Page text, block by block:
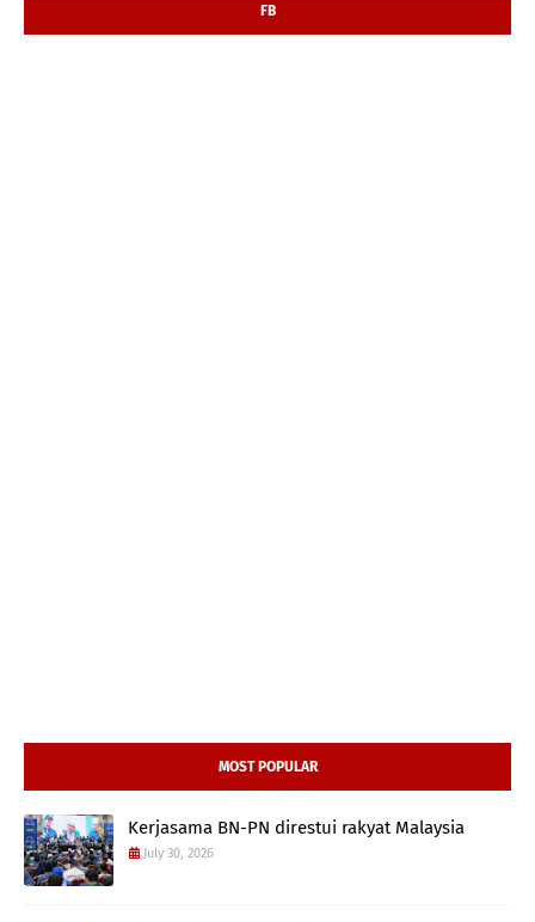
FB
MOST POPULAR
Kerjasama BN-PN direstui rakyat Malaysia
July 30, 2026